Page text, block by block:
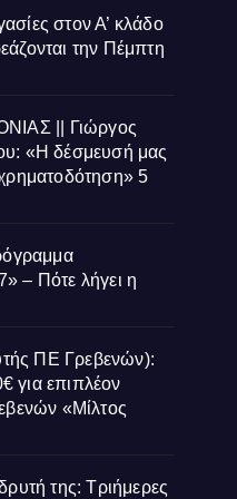
στον Α’ κλάδο
την Πέμπτη
|| Γιώργος
«Η δέσμευσή μας
5
– Πότε λήγει η
ΠΕ Γρεβενών):
για επιπλέον
«Μίλτος
της: Τριήμερες